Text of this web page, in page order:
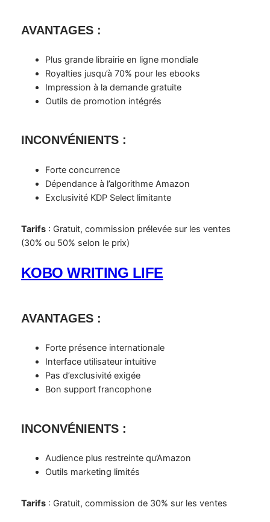
AVANTAGES:
Plus grande librairie en ligne mondiale
Royalties jusqu’à 70% pour les ebooks
Impression à la demande gratuite
Outils de promotion intégrés
INCONVÉNIENTS:
Forte concurrence
Dépendance à l’algorithme Amazon
Exclusivité KDP Select limitante
Tarifs: Gratuit, commission prélevée sur les ventes
(30% ou 50% selon le prix)
KOBO WRITING LIFE
AVANTAGES:
Forte présence internationale
Interface utilisateur intuitive
Pas d’exclusivité exigée
Bon support francophone
INCONVÉNIENTS:
Audience plus restreinte qu’Amazon
Outils marketing limités
Tarifs: Gratuit, commission de 30% sur les ventes